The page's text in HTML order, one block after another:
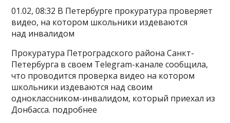
01.02, 08:32 В Петербурге прокуратура проверяет
видео, на котором школьники издеваются
над инвалидом
Прокуратура Петроградского района Санкт-
Петербурга в своем Telegram-канале сообщила,
что проводится проверка видео на котором
школьники издеваются над своим
одноклассником-инвалидом, который приехал из
Донбасса. подробнее